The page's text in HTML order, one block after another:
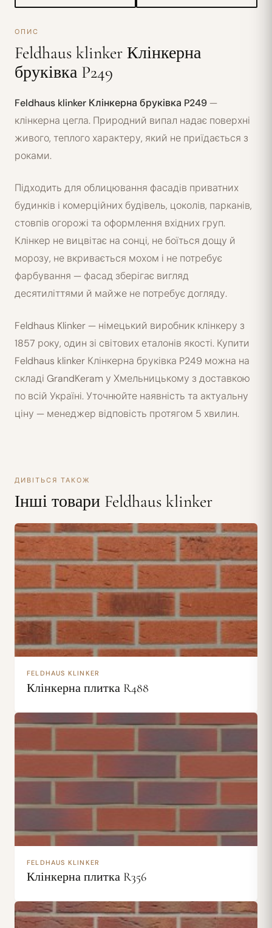
ОПИС
Feldhaus klinker Клінкерна
бруківка P249
Feldhaus klinker Клінкерна бруківка P249—
клінкерна цегла. Природний випал надає поверхні
живого, теплого характеру, який не приїдається з
роками.
Підходить для облицювання фасадів приватних
будинків і комерційних будівель, цоколів, парканів,
стовпів огорожі та оформлення вхідних груп.
Клінкер не вицвітає на сонці, не боїться дощу й
морозу, не вкривається мохом і не потребує
фарбування — фасад зберігає вигляд
десятиліттями й майже не потребує догляду.
Feldhaus Klinker — німецький виробник клінкеру з
1857 року, один зі світових еталонів якості. Купити
Feldhaus klinker Клінкерна бруківка P249 можна на
складі GrandKeram у Хмельницькому з доставкою
по всій Україні. Уточнюйте наявність та актуальну
ціну — менеджер відповість протягом 5 хвилин.
ДИВІТЬСЯ ТАКОЖ
Інші товари Feldhaus klinker
FELDHAUS KLINKER
Клінкерна плитка R488
FELDHAUS KLINKER
Клінкерна плитка R356